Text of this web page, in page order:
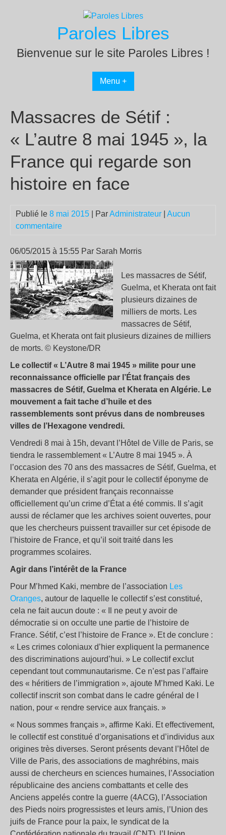
Paroles Libres
Bienvenue sur le site Paroles Libres !
Menu +
Massacres de Sétif :
« L’autre 8 mai 1945 », la
France qui regarde son
histoire en face
Publié le 8 mai 2015 | ParAdministrateur
Aucun
commentaire
06/05/2015 à 15:55 Par Sarah Morris
Les massacres de Sétif,
Guelma, et Kherata ont fait
plusieurs dizaines de
milliers de morts. Les
massacres de Sétif,
Guelma, et Kherata ont fait plusieurs dizaines de milliers
de morts. © Keystone/DR
Le collectif « L’Autre 8 mai 1945 » milite pour une
reconnaissance officielle par l’État français des
massacres de Sétif, Guelma et Kherata en Algérie. Le
mouvement a fait tache d’huile et des
rassemblements sont prévus dans de nombreuses
villes de l’Hexagone vendredi.
Vendredi 8 mai à 15h, devant l’Hôtel de Ville de Paris, se
tiendra le rassemblement « L’Autre 8 mai 1945 ». À
l’occasion des 70 ans des massacres de Sétif, Guelma, et
Kherata en Algérie, il s’agit pour le collectif éponyme de
demander que président français reconnaisse
officiellement qu’un crime d’État a été commis. Il s’agit
aussi de réclamer que les archives soient ouvertes, pour
que les chercheurs puissent travailler sur cet épisode de
l’histoire de France, et qu’il soit traité dans les
programmes scolaires.
Agir dans l’intérêt de la France
Pour M’hmed Kaki, membre de l’association Les
Oranges, autour de laquelle le collectif s’est constitué,
cela ne fait aucun doute : « Il ne peut y avoir de
démocratie si on occulte une partie de l’histoire de
France. Sétif, c’est l’histoire de France ». Et de conclure :
« Les crimes coloniaux d’hier expliquent la permanence
des discriminations aujourd’hui. » Le collectif exclut
cependant tout communautarisme. Ce n’est pas l’affaire
des « héritiers de l’immigration », ajoute M’hmed Kaki. Le
collectif inscrit son combat dans le cadre général de l
nation, pour « rendre service aux français. »
« Nous sommes français », affirme Kaki. Et effectivement,
le collectif est constitué d’organisations et d’individus aux
origines très diverses. Seront présents devant l’Hôtel de
Ville de Paris, des associations de maghrébins, mais
aussi de chercheurs en sciences humaines, l’Association
républicaine des anciens combattants et celle des
Anciens appelés contre la guerre (4ACG), l’Association
des Pieds noirs progressistes et leurs amis, l’Union des
juifs de France pour la paix, le syndicat de la